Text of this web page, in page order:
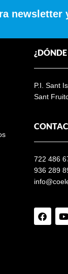
newsletter
P.I. Sant
Sant
722 486
936 289